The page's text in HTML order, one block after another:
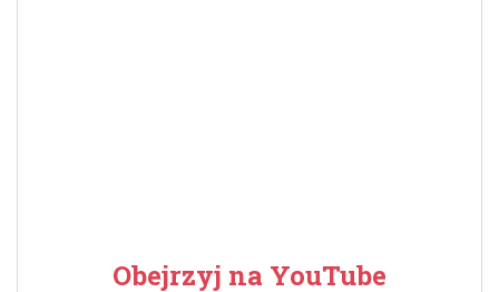
Obejrzyj na YouTube